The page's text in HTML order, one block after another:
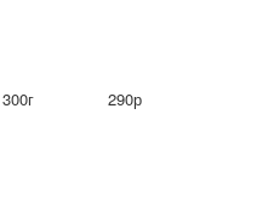
300г
290р